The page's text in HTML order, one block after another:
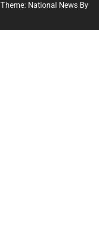
Theme: National News By